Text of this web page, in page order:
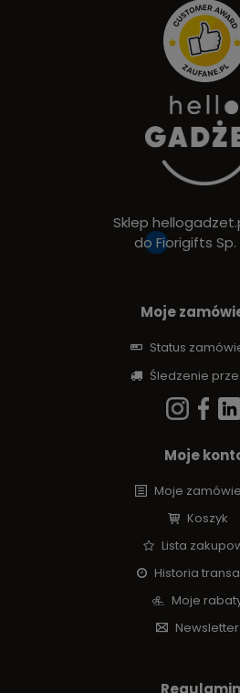
Sklep
do Fiorigifts Sp.
Moje
Status
Śledzenie
Moje
Moje
Koszyk
Lista
Historia
Moje
Newsletter